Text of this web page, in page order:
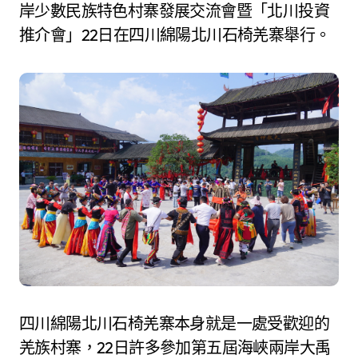
岸少數民族特色村寨發展交流會暨「北川投資
推介會」22日在四川綿陽北川石椅羌寨舉行。
四川綿陽北川石椅羌寨本身就是一處受歡迎的
羌族村寨，22日許多參加第五屆海峽兩岸大禹